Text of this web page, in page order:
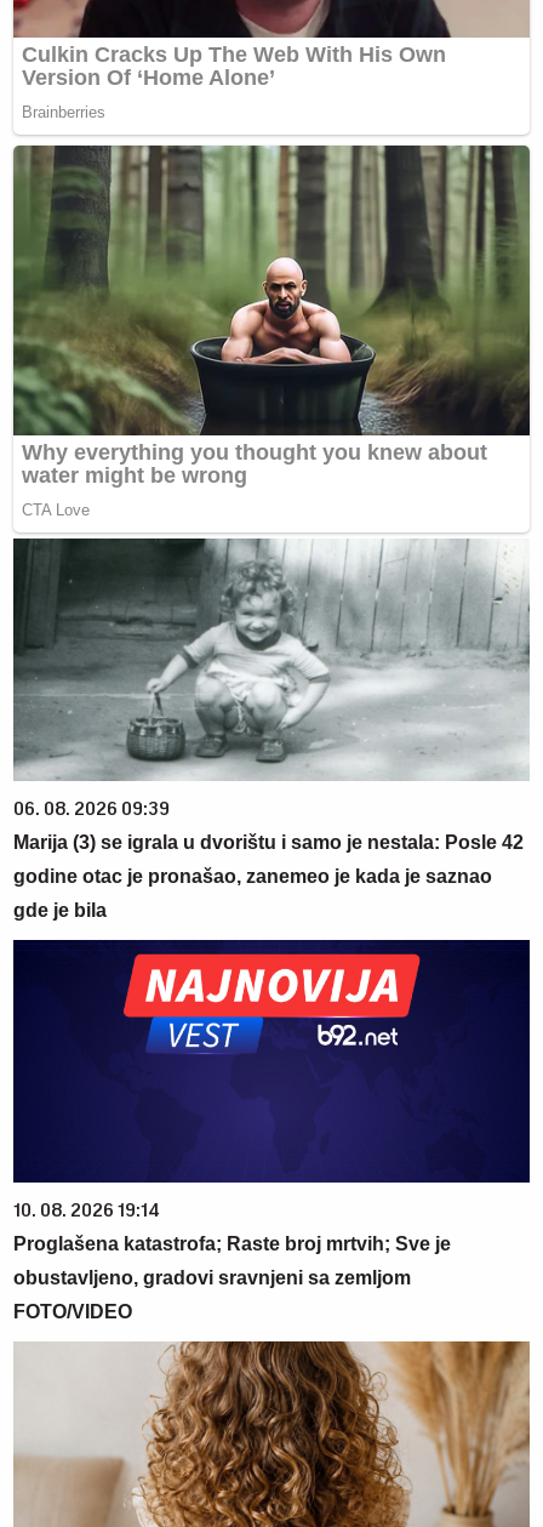
06. 08. 2026 09:39
Marija (3) se igrala u dvorištu i samo je nestala: Posle 42
godine otac je pronašao, zanemeo je kada je saznao
gde je bila
10. 08. 2026 19:14
Proglašena katastrofa; Raste broj mrtvih; Sve je
obustavljeno, gradovi sravnjeni sa zemljom
FOTO/VIDEO